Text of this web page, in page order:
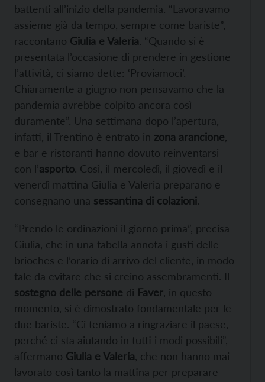
battenti all’inizio della pandemia. “Lavoravamo
assieme già da tempo, sempre come bariste”,
raccontano Giulia e Valeria. “Quando si è
presentata l’occasione di prendere in gestione
l’attività, ci siamo dette: ‘Proviamoci’.
Chiaramente a giugno non pensavamo che la
pandemia avrebbe colpito ancora così
duramente”. Una settimana dopo l’apertura,
infatti, il Trentino è entrato in zona arancione
e bar e ristoranti hanno dovuto reinventarsi
con l’asporto. Così, il mercoledì, il giovedì e il
venerdì mattina Giulia e Valeria preparano e
consegnano una sessantina di colazioni.
“Prendo le ordinazioni il giorno prima”, precisa
Giulia, che in una tabella annota i gusti delle
brioches e l’orario di arrivo del cliente, in modo
tale da evitare che si creino assembramenti. Il
sostegno delle persone di Faver , in questo
momento, si è dimostrato fondamentale per le
due bariste. “Ci teniamo a ringraziare il paese,
perché ci sta aiutando in tutti i modi possibili”,
affermano Giulia e Valeria , che non hanno mai
lavorato così tanto la mattina per preparare